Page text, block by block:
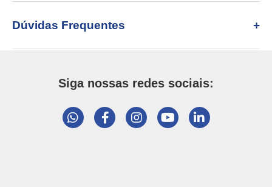
Dúvidas Frequentes
Siga nossas redes sociais: